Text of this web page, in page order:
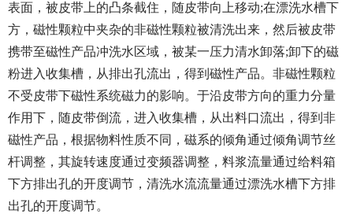
表面，被皮带上的凸条截住，随皮带向上移动;在漂洗水槽下
方，磁性颗粒中夹杂的非磁性颗粒被清洗出来，然后被皮带
携带至磁性产品冲洗水区域，被某一压力清水卸落;卸下的磁
粉进入收集槽，从排出孔流出，得到磁性产品。非磁性颗粒
不受皮带下磁性系统磁力的影响。于沿皮带方向的重力分量
作用下，随皮带倒流，进入收集槽，从出料口流出，得到非
磁性产品，根据物料性质不同，磁系的倾角通过倾角调节丝
杆调整，其旋转速度通过变频器调整，料浆流量通过给料箱
下方排出孔的开度调节，清洗水流流量通过漂洗水槽下方排
出孔的开度调节。